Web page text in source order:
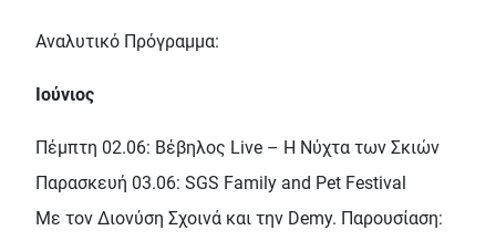
Αναλυτικό Πρόγραμμα:
Ιούνιος
Πέμπτη 02.06: Βέβηλος Live – Η Νύχτα των Σκιών
Παρασκευή 03.06: SGS Family and Pet Festival
Με τον Διονύση Σχοινά και την Demy. Παρουσίαση: